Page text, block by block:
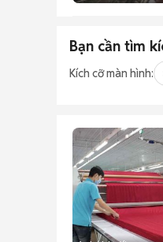
Bạn cần tìm
Kích cỡ màn hình: